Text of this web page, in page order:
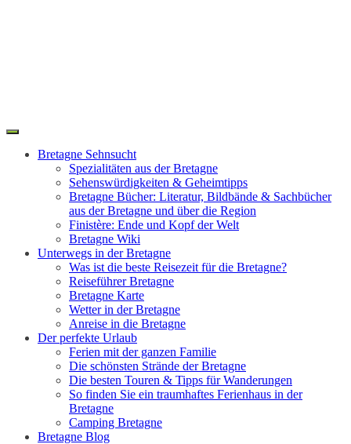
Toggle
navigationBretagne Sehnsucht
Spezialitäten aus der Bretagne
Sehenswürdigkeiten & Geheimtipps
Bretagne Bücher: Literatur, Bildbände & Sachbücher
aus der Bretagne und über die Region
Finistère: Ende und Kopf der Welt
Bretagne Wiki
Unterwegs in der Bretagne
Was ist die beste Reisezeit für die Bretagne?
Reiseführer Bretagne
Bretagne Karte
Wetter in der Bretagne
Anreise in die Bretagne
Der perfekte Urlaub
Ferien mit der ganzen Familie
Die schönsten Strände der Bretagne
Die besten Touren & Tipps für Wanderungen
So finden Sie ein traumhaftes Ferienhaus in der
Bretagne
Camping Bretagne
Bretagne Blog